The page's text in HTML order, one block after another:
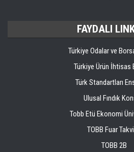
FAYDALI
Türkiye Odalar ve
Türkiye Ürün İhtisas
Türk Standartları
Ulusal Fındık
Tobb Etü Ekonomi
TOBB Fuar
TOBB 2B